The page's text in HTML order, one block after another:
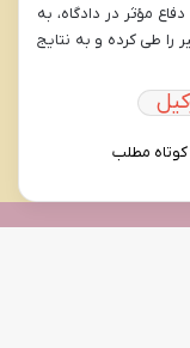
مؤثر در دادگاه، به
را طی کرده و به نتایج
مطلب